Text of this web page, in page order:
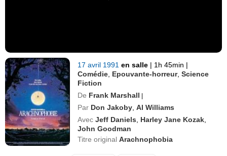
17 avril 1991en salle | 1h 45min |
Comédie Epouvante-horreur,Science
Fiction
De Frank Marshall |
Par Don Jakoby ,Al Williams
Avec Jeff Daniels Harley Jane Kozak
John Goodman
Titre originalArachnophobia